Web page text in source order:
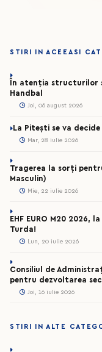
STIRI IN ACEEASI
În atenția structurilor
Handbal
Joi, 06 august 2026
La Pitești se va
Mar, 28 iulie 2026
Tragerea la sorți
Masculin)
Mie, 22 iulie 2026
EHF EURO M20 2026,
Turda!
Lun, 20 iulie 2026
Consiliul de
pentru dezvoltarea
Joi, 16 iulie 2026
STIRI IN ALTE